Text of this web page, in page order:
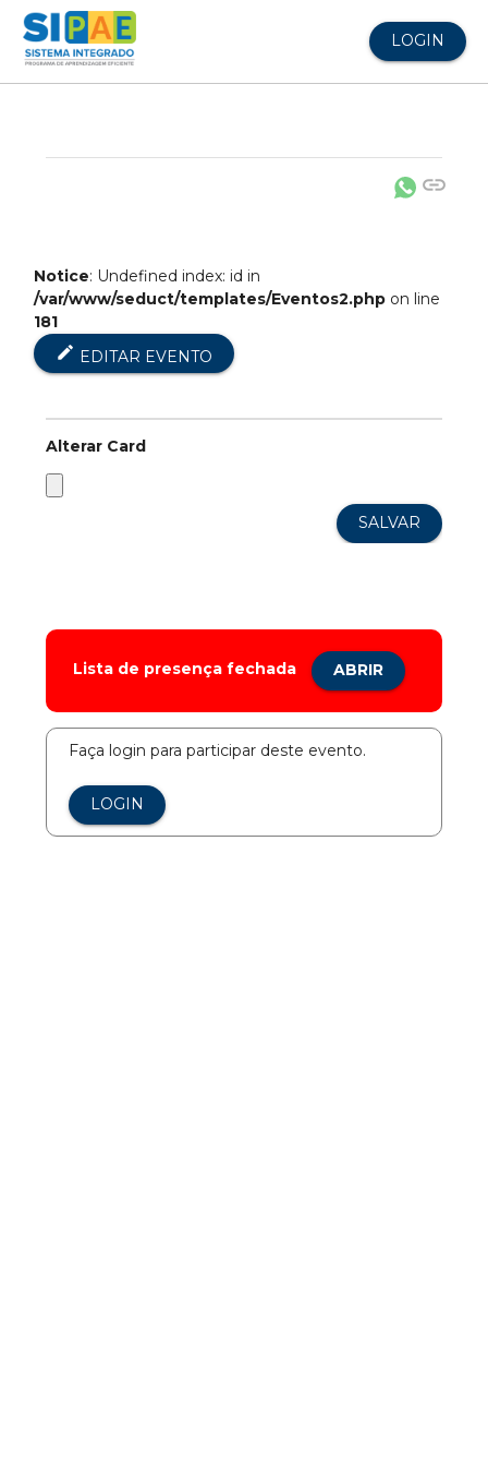
LOGIN
link
Notice: Undefined index: id in
/var/www/seduct/templates/Eventos2.php on line
181
edit EDITAR EVENTO
Alterar Card
Lista de presença fechada ABRIR
Faça login para participar deste evento.
LOGIN